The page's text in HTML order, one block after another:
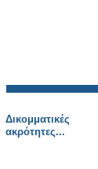
Δικομματικές
ακρότητες...